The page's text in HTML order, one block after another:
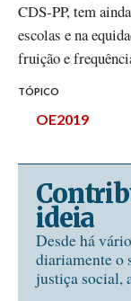
CDS-PP, tem
escolas e na
fruição e
TÓPICO
OE2019
ideia
Desde há
diariamente o
justiça social,